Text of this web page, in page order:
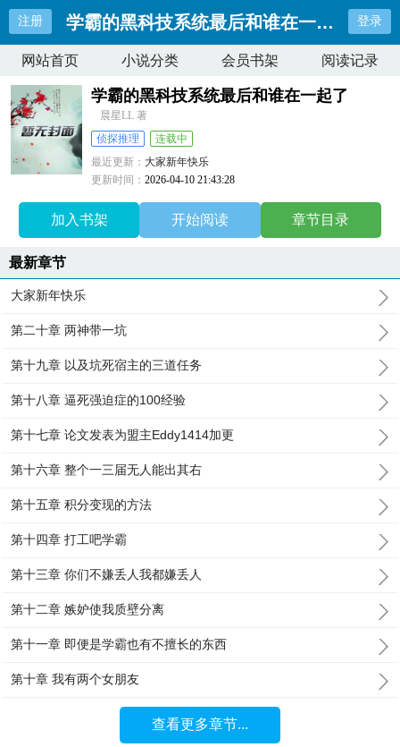
注册 学霸的黑科技系统最后和谁在一起了 登录
网站首页 小说分类 会员书架 阅读记录
学霸的黑科技系统最后和谁在一起了
晨星LL 著
侦探推理
连载中
最近更新： 大家新年快乐
更新时间：2026-04-10 21:43:28
加入书架 开始阅读 章节目录
最新章节
大家新年快乐
第二十章 两神带一坑
第十九章 以及坑死宿主的三道任务
第十八章 逼死强迫症的100经验
第十七章 论文发表为盟主Eddy1414加更
第十六章 整个一三届无人能出其右
第十五章 积分变现的方法
第十四章 打工吧学霸
第十三章 你们不嫌丢人我都嫌丢人
第十二章 嫉妒使我质壁分离
第十一章 即便是学霸也有不擅长的东西
第十章 我有两个女朋友
查看更多章节...